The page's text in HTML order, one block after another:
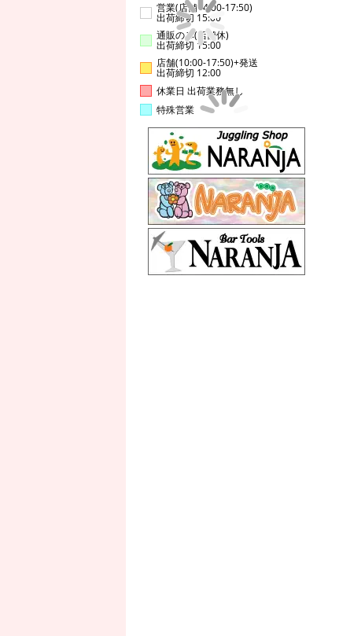
営業(店舗14:00-17:50)
出荷締切 15:00
通販のみ(店舗休)
出荷締切 15:00
店舗(10:00-17:50)+発送
出荷締切 12:00
休業日 出荷業務無し
特殊営業